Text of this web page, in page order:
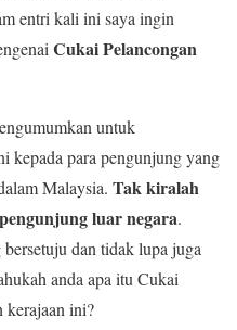
entri kali ini saya ingin
Cukai Pelancongan
untuk
kepada para pengunjung yang
Malaysia. Tak kiralah
luar negara.
dan tidak lupa juga
anda apa itu Cukai
kerajaan ini?